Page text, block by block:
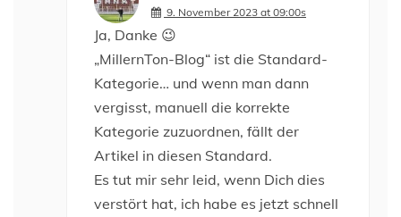
9. November 2023 at 09:00s
Ja, Danke 😉
„MillernTon-Blog“ ist die Standard-
Kategorie… und wenn man dann
vergisst, manuell die korrekte
Kategorie zuzuordnen, fällt der
Artikel in diesen Standard.
Es tut mir sehr leid, wenn Dich dies
verstört hat, ich habe es jetzt schnell